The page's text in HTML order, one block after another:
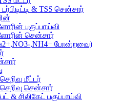
& TSS சென்சார்
பகுப்பாய்வி
சென்சார்
,NH4+ போன்றவை)
மீட்டர்
சென்சார்
& சிலிகேட் பகுப்பாய்வி